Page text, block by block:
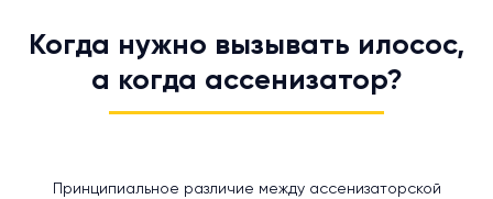
Когда нужно вызывать илосос,
а когда ассенизатор?
Принципиальное различие между ассенизаторской